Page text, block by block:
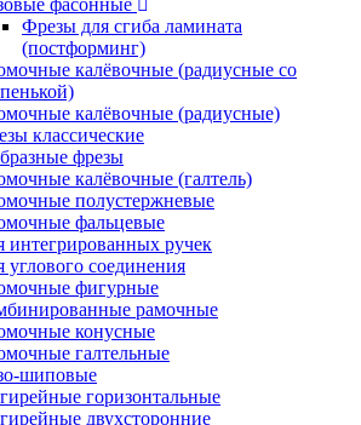
фасонные
Фрезы для сгиба ламината
(постформинг)
калёвочные (радиусные со
калёвочные (радиусные)
классические
фрезы
калёвочные (галтель)
полустержневые
фальцевые
интегрированных ручек
углового соединения
фигурные
рамочные
конусные
галтельные
шиповые
горизонтальные
двухсторонние